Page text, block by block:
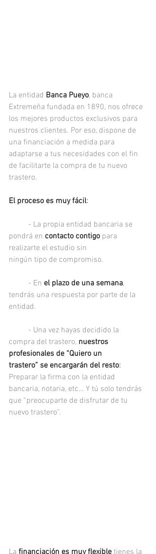
La entidad Banca Pueyo, banca
Extremeña fundada en 1890, nos ofrece
los mejores productos exclusivos para
nuestros clientes. Por eso, dispone de
una financiación a medida para
adaptarse a tus necesidades con el fin
de facilitarte la compra de tu nuevo
trastero.
El proceso es muy fácil:
pondrá en contacto contigo para
realizarte el estudio sin
ningún tipo de compromiso.
	- En
el plazo de una semana,
tendrás una respuesta por parte de la
entidad.
compra del trastero, nuestros
profesionales de “Quiero un
trastero” se encargarán del resto:
Preparar la firma con la entidad
bancaria, notaria, etc… Y tú solo tendrás
que “preocuparte de disfrutar de tu
nuevo trastero”.